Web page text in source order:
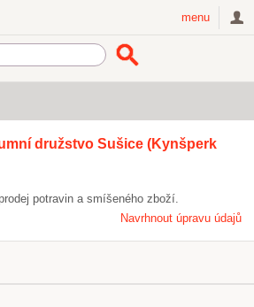
menu
družstvo Sušice (Kynšperk
potravin a smíšeného zboží.
Navrhnout úpravu údajů